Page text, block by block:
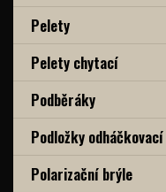
Pelety
Pelety chytací
Podběráky
Podložky odháčkovací
Polarizační brýle